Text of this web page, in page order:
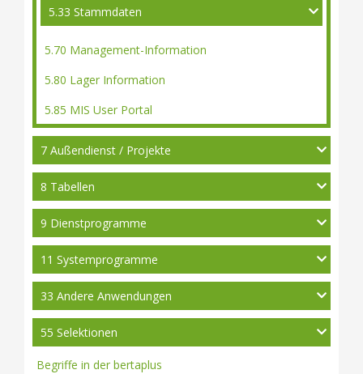
5.33 Stammdaten
5.70 Management-Information
5.80 Lager Information
5.85 MIS User Portal
7 Außendienst / Projekte
8 Tabellen
9 Dienstprogramme
11 Systemprogramme
33 Andere Anwendungen
55 Selektionen
Begriffe in der bertaplus